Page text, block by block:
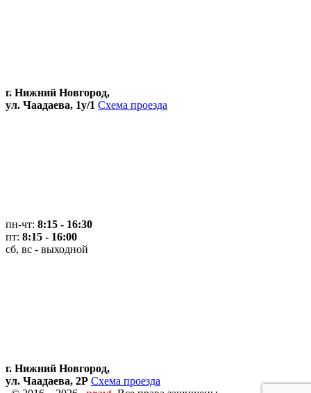
г. Нижний Новгород,
ул. Чаадаева, 1у/1 Схема проезда
пн-чт: 8:15 - 16:30
пт: 8:15 - 16:00
сб, вс - выходной
г. Нижний Новгород,
ул. Чаадаева, 2Р Схема проезда